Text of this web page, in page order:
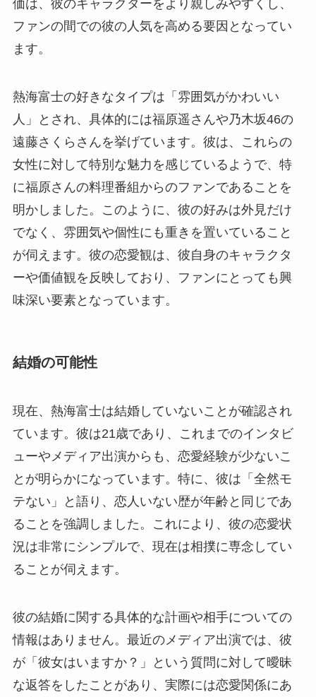
価は、彼のキャラクターをより親しみやすくし、
ファンの間での彼の人気を高める要因となってい
ます。
熱海富士の好きなタイプは「雰囲気がかわいい
人」とされ、具体的には福原遥さんや乃木坂46の
遠藤さくらさんを挙げています。彼は、これらの
女性に対して特別な魅力を感じているようで、特
に福原さんの料理番組からのファンであることを
明かしました。このように、彼の好みは外見だけ
でなく、雰囲気や個性にも重きを置いていること
が伺えます。彼の恋愛観は、彼自身のキャラクタ
ーや価値観を反映しており、ファンにとっても興
味深い要素となっています。
結婚の可能性
現在、熱海富士は結婚していないことが確認され
ています。彼は21歳であり、これまでのインタビ
ューやメディア出演からも、恋愛経験が少ないこ
とが明らかになっています。特に、彼は「全然モ
テない」と語り、恋人いない歴が年齢と同じであ
ることを強調しました。これにより、彼の恋愛状
況は非常にシンプルで、現在は相撲に専念してい
ることが伺えます。
彼の結婚に関する具体的な計画や相手についての
情報はありません。最近のメディア出演では、彼
が「彼女はいますか？」という質問に対して曖昧
な返答をしたことがあり、実際には恋愛関係にあ